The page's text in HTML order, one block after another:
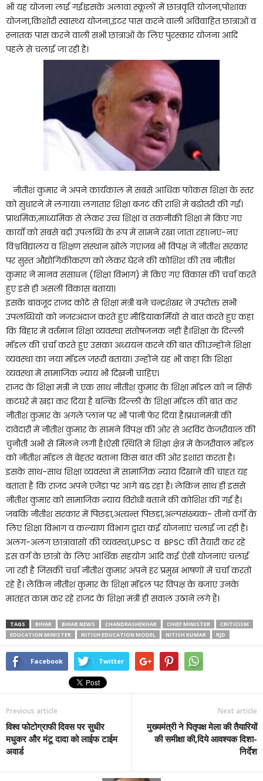
भी यह योजना लाई गई।इसके अलावा स्कूलों में छात्रवृति योजना,पोशाक
योजना,किशोरी स्वास्थ्य योजना,इंटर पास करने वाली अविवाहित छात्राओं व
स्नातक पास करने वाली सभी छात्राओं के लिए पुरस्कार योजना आदि
पहले से चलाई जा रही है।
नीतीश कुमार ने अपने कार्यकाल में सबसे आधिक फोकस शिक्षा के स्तर
को सुधारने में लगाया। लगातार शिक्षा बजट की राशि में बढोतरी की गई।
प्राथमिक,माध्यमिक से लेकर उच्च शिक्षा व तकनीकी शिक्षा में किए गए
कार्यों को सबसे बड़ी उपलब्धि के रूप में सामने रखा जाता रहा।नए-नए
विश्वविद्यालय व शिक्षण संस्थान खोले गए।जब भी विपक्ष ने नीतीश सरकार
पर सुस्त औद्योगिकीकरण को लेकर घेरने की कोशिश की तब नीतीश
कुमार ने मानव संसाधन (शिक्षा विभाग) में किए गए विकास की चर्चा करते
हुए इसे ही असली विकास बताया।
इसके बावजूद राजद कोटे से शिक्षा मंत्री बने चन्द्रशेखर ने उपरोक्त सभी
उपलब्धियों को नजरअंदाज करते हुए मीडियाकर्मियों से बात करते हुए कहा
कि बिहार में वर्तमान शिक्षा व्यवस्था संतोषजनक नहीं है।शिक्षा के दिल्ली
मॉडल की च्रर्चा करते हुए उसका अध्ययन करने की बात की।उन्होंने शिक्षा
व्यवस्था का नया मॉडल जरूरी बताया। उन्होंने यह भी कहा कि शिक्षा
व्यवस्था में सामाजिक न्याय भी दिखनी चाहिए।
राजद के शिक्षा मंत्री ने एक साथ नीतीश कुमार के शिक्षा मॉडल को न सिर्फ
कटघरे में खड़ा कर दिया है बल्कि दिल्ली के शिक्षा मॉडल की बात कर
नीतीश कुमार के अगले प्लान पर भी पानी फेर दिया है।प्रधानमंत्री की
दावेदारी में नीतीश कुमार के सामने विपक्ष की ओर से अरविंद केजरीवाल की
चुनौती अभी से मिलने लगी है।ऐसी स्थिति में शिक्षा क्षेत्र में केजरीवाल मॉडल
को नीतीश मॉडल से बेहतर बताना किस बात की ओर इशारा करता है।
इसके साथ-साथ शिक्षा व्यवस्था में सामाजिक न्याय दिखाने की चाहत यह
बताता है कि राजद अपने एजेंडा पर आगे बढ रहा है। लेकिन साथ ही इससे
नीतीश कुमार को सामाजिक न्याय विरोधी बताने की कोशिश की गई है।
जबकि नीतीश सरकार में पिछड़ा,अत्यन्त पिछड़ा,अल्पसंख्यक- तीनो वर्गों के
लिए शिक्षा विभाग व कल्याण विभाग द्वारा कई योजनाएं चलाई जा रही है।
अलग-अलग छात्रावासों की व्यवस्था,UPSC व BPSC की तैयारी कर रहे
इस वर्ग के छात्रों के लिए आर्थिक सहयोग आदि कई ऐसी योजनाएं चलाई
जा रही है जिसकी चर्चा नीतीश कुमार अपने हर प्रमुख भाषणों में चर्चा करतो
रहे हैं। लेकिन नीतीश कुमार के शिक्षा मॉडल पर विपक्ष के बजाए उनके
मातहत काम कर रहे राजद के शिक्षा मंत्री ही सवाल उठाने लगे हैं।
TAGS BIHAR BIHAR NEWS CHANDRASHEKHAR CHIEF MINISTER
CRITICISM
EDUCATION MINISTER
NITISH EDUCATION MODEL NITISH KUMAR RJD
Facebook Twitter
Previous article
विश्व फोटोग्राफी दिवस पर सुधीर
मधुकर और मंटू दादा को लाईफ टाईम
अवार्ड
Next article
मुख्यमंत्री ने पितृपक्ष मेला की तैयारियों
की समीक्षा की,दिये आवश्यक दिशा-
निर्देश